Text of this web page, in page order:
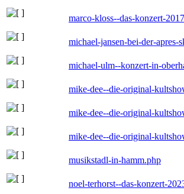
marco-kloss--das-konzert-
michael-jansen-bei-der-apres-
michael-ulm--konzert-in-
mike-dee--die-original-
mike-dee--die-original-
mike-dee--die-original-
musikstadl-in-hamm.php
noel-terhorst--das-konzert-